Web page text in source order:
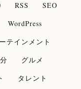
RSS
SEO
WordPress
テインメント
グルメ
タレント